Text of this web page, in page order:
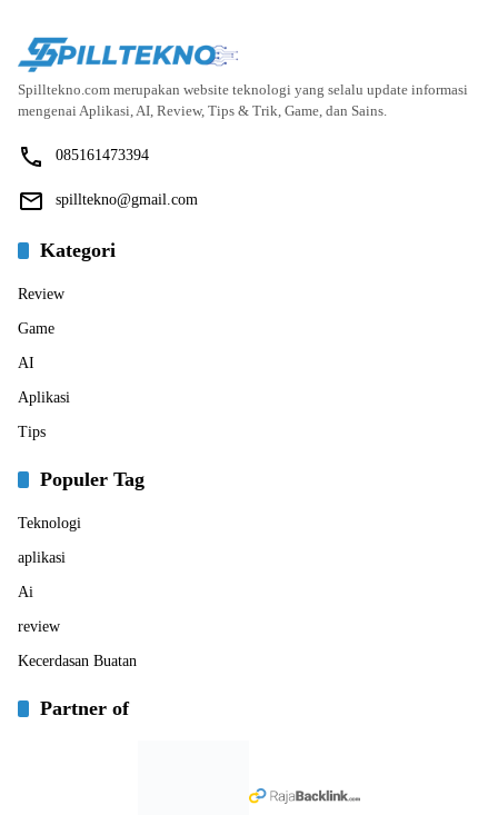
Spilltekno.com merupakan website teknologi yang selalu update informasi
mengenai Aplikasi, AI, Review, Tips & Trik, Game, dan Sains.
085161473394
spilltekno@gmail.com
Kategori
Review
Game
AI
Aplikasi
Tips
Populer Tag
Teknologi
aplikasi
Ai
review
Kecerdasan Buatan
Partner of